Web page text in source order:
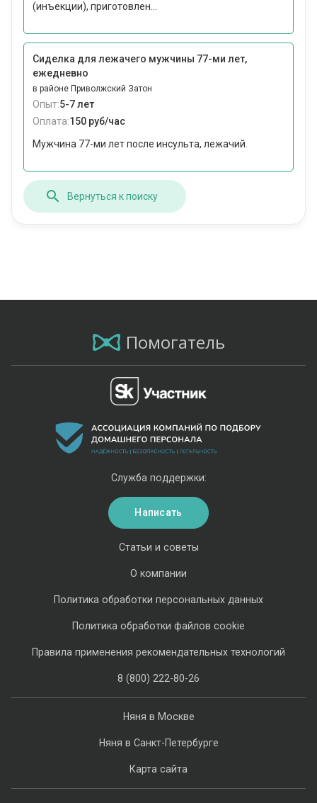
(инъекции), приготовлен...
Сиделка для лежачего мужчины 77-ми лет,
ежедневно
в районе Приволжский Затон
Опыт:5-7 лет
Оплата:150 руб/час
Мужчина 77-ми лет после инсульта, лежачий.
Вернуться к поиску
Помогатель
Няня в Москве
Няня в Санкт-Петербурге
Карта сайта
Статьи и советы
О компании
Политика обработки персональных данных
Политика обработки файлов cookie
Правила применения рекомендательных технологий
8 (800) 222-80-26
Служба поддержки:
Написать